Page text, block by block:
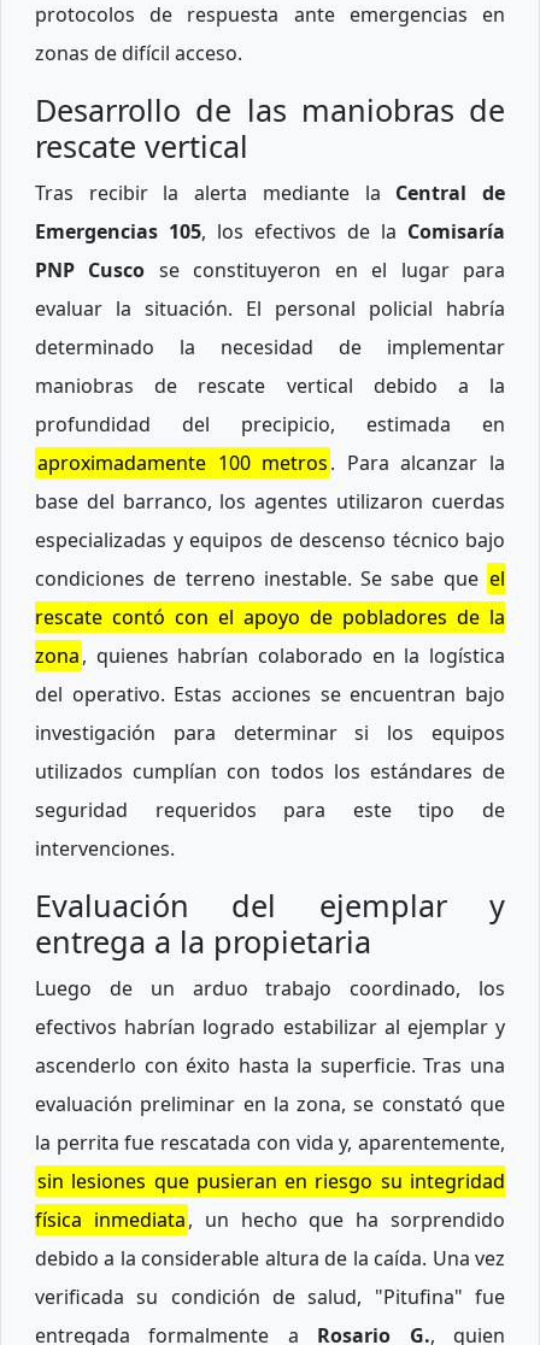
protocolos de respuesta ante emergencias en
zonas de difícil acceso.
Desarrollo de las maniobras de
rescate vertical
Tras recibir la alerta mediante la Central de
Emergencias 105, los efectivos de la Comisaría
PNP Cusco se constituyeron en el lugar para
evaluar la situación. El personal policial habría
determinado la necesidad de implementar
maniobras de rescate vertical debido a la
profundidad del precipicio, estimada en
aproximadamente 100 metros. Para alcanzar la
base del barranco, los agentes utilizaron cuerdas
especializadas y equipos de descenso técnico bajo
condiciones de terreno inestable. Se sabe que el
rescate contó con el apoyo de pobladores de la
zona, quienes habrían colaborado en la logística
del operativo. Estas acciones se encuentran bajo
investigación para determinar si los equipos
utilizados cumplían con todos los estándares de
seguridad requeridos para este tipo de
intervenciones.
Evaluación del ejemplar y
entrega a la propietaria
Luego de un arduo trabajo coordinado, los
efectivos habrían logrado estabilizar al ejemplar y
ascenderlo con éxito hasta la superficie. Tras una
evaluación preliminar en la zona, se constató que
la perrita fue rescatada con vida y, aparentemente,
sin lesiones que pusieran en riesgo su integridad
física inmediata, un hecho que ha sorprendido
debido a la considerable altura de la caída. Una vez
verificada su condición de salud, "Pitufina" fue
entregada formalmente a Rosario G., quien